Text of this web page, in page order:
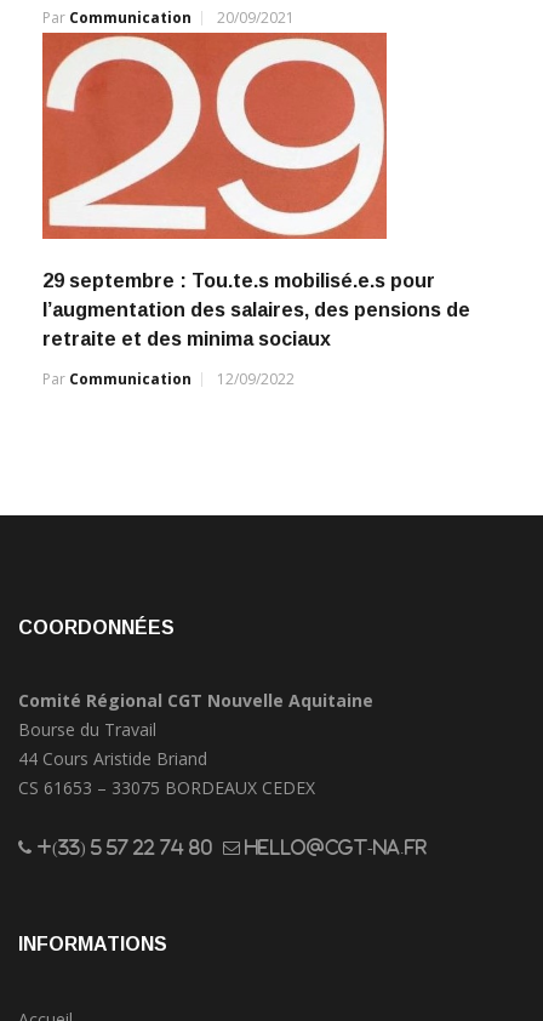
Par Communication 20/09/2021
29 septembre : Tou.te.s mobilisé.e.s pour
l’augmentation des salaires, des pensions de
retraite et des minima sociaux
Par Communication 12/09/2022
COORDONNÉES
Comité Régional CGT Nouvelle Aquitaine
Bourse du Travail
44 Cours Aristide Briand
CS 61653 – 33075 BORDEAUX CEDEX
+(33) 5 57 22 74 80 hello@cgt-na.fr
INFORMATIONS